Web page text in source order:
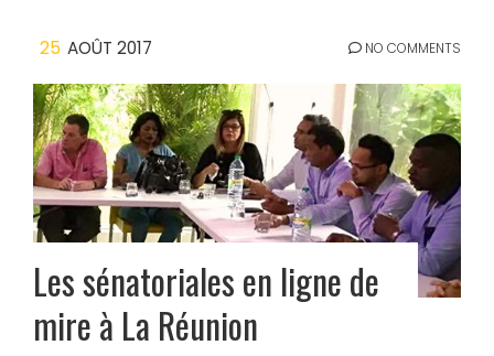
25 AOÛT 2017 NO COMMENTS
Les sénatoriales en ligne de
mire à La Réunion